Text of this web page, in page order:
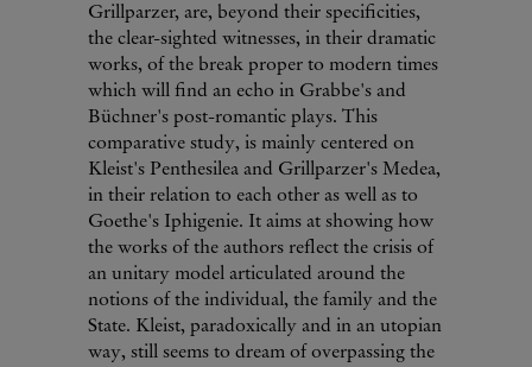
Grillparzer, are, beyond their specificities,
the clear-sighted witnesses, in their dramatic
works, of the break proper to modern times
which will find an echo in Grabbe's and
Büchner's post-romantic plays. This
comparative study, is mainly centered on
Kleist's Penthesilea and Grillparzer's Medea,
in their relation to each other as well as to
Goethe's Iphigenie. It aims at showing how
the works of the authors reflect the crisis of
an unitary model articulated around the
notions of the individual, the family and the
State. Kleist, paradoxically and in an utopian
way, still seems to dream of overpassing the